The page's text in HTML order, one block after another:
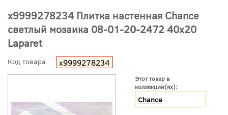
х9999278234 Плитка настенная Chance
светлый мозаика 08-01-20-2472 40x20
Laparet
Код товара х9999278234
Этот товар в
коллекции(ях):
Chance